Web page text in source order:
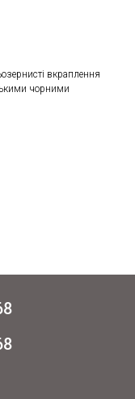
вкраплення
чорними